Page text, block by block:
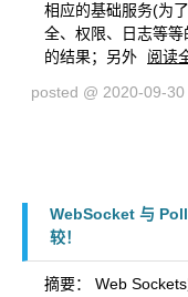
相应的基础服务(为
全、权限、日志等
的结果；另外
阅读
posted @ 2020-09-
WebSocket 与
较！
摘要： Web